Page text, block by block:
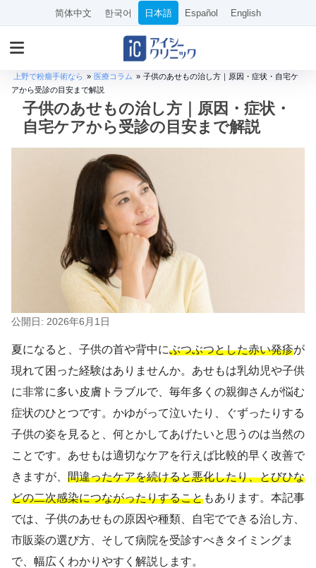
简体中文 한국어 日本語 Español English
上野で粉瘤手術なら » 医療コラム » 子供のあせもの治し方｜原因・症状・自宅ケ
アから受診の目安まで解説
子供のあせもの治し方｜原因・症状・
自宅ケアから受診の目安まで解説
公開日: 2026年6月1日
夏になると、子供の首や背中にぶつぶつとした赤い発疹が
現れて困った経験はありませんか。あせもは乳幼児や子供
に非常に多い皮膚トラブルで、毎年多くの親御さんが悩む
症状のひとつです。かゆがって泣いたり、ぐずったりする
子供の姿を見ると、何とかしてあげたいと思うのは当然の
ことです。あせもは適切なケアを行えば比較的早く改善で
きますが、 間違ったケアを続けると悪化したり、とびひな
どの二次感染につながったりすることもあります。本記事
では、子供のあせもの原因や種類、自宅でできる治し方、
市販薬の選び方、そして病院を受診すべきタイミングま
で、幅広くわかりやすく解説します。